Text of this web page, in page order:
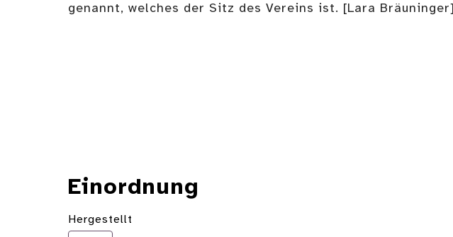
genannt, welches der Sitz des Vereins ist. [Lara Bräuninger]
Einordnung
Hergestellt